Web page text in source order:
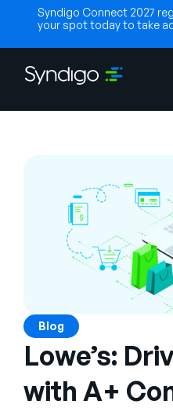
Syndigo Connect 2027
your spot today to take
Branchen
Partner
Unternehmen
Blog
Lowe’s:
with A+